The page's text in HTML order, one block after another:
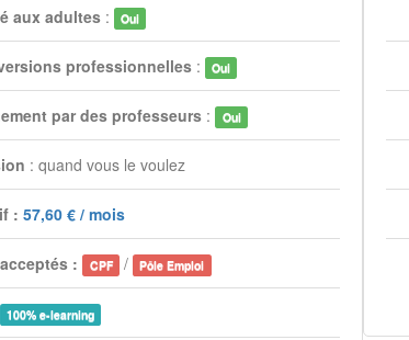
aux adultes: Oui
professionnelles: Oui
par des professeurs : Oui
: quand vous le voulez
: 57,60 € / mois
: CPF / Pôle Emploi
100% e-learning